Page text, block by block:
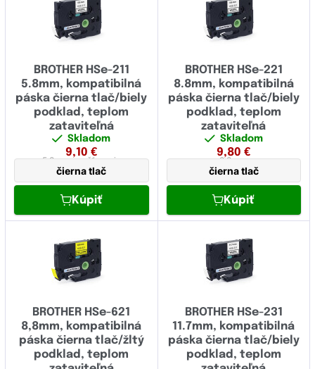
BROTHER HSe-211
5.8mm, kompatibilná
páska čierna tlač/biely
podklad, teplom
zataviteľná
Skladom
9,10 €
5,8 mmzmršťovacia
čierna tlač
Kúpiť
BROTHER HSe-221
8.8mm, kompatibilná
páska čierna tlač/biely
podklad, teplom
zataviteľná
Skladom
9,80 €
8,8 mm
čierna tlač
Kúpiť
BROTHER HSe-621
8,8mm, kompatibilná
páska čierna tlač/žltý
podklad, teplom
BROTHER HSe-231
11.7mm, kompatibilná
páska čierna tlač/biely
podklad, teplom